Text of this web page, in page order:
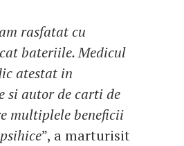
rasfatat cu
bateriile. Medicul
atestat in
si autor de carti de
multiplele beneficii
”, a marturisit